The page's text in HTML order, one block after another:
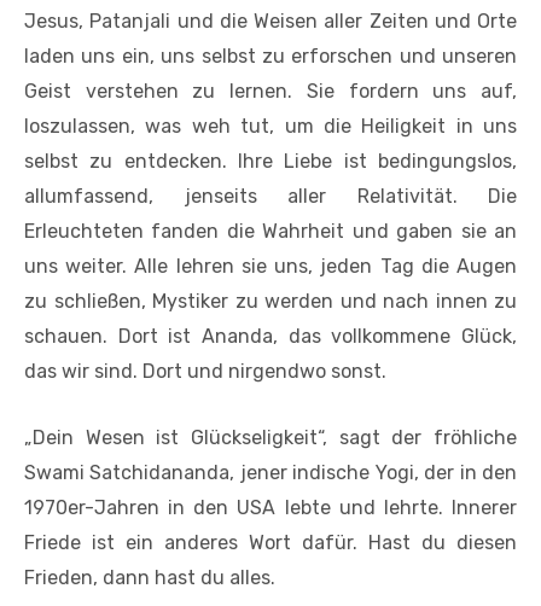
Jesus, Patanjali und die Weisen aller Zeiten und Orte
laden uns ein, uns selbst zu erforschen und unseren
Geist verstehen zu lernen. Sie fordern uns auf,
loszulassen, was weh tut, um die Heiligkeit in uns
selbst zu entdecken. Ihre Liebe ist bedingungslos,
allumfassend, jenseits aller Relativität. Die
Erleuchteten fanden die Wahrheit und gaben sie an
uns weiter. Alle lehren sie uns, jeden Tag die Augen
zu schließen, Mystiker zu werden und nach innen zu
schauen. Dort ist Ananda, das vollkommene Glück,
das wir sind. Dort und nirgendwo sonst.
„Dein Wesen ist Glückseligkeit“, sagt der fröhliche
Swami Satchidananda, jener indische Yogi, der in den
1970er-Jahren in den USA lebte und lehrte. Innerer
Friede ist ein anderes Wort dafür. Hast du diesen
Frieden, dann hast du alles.